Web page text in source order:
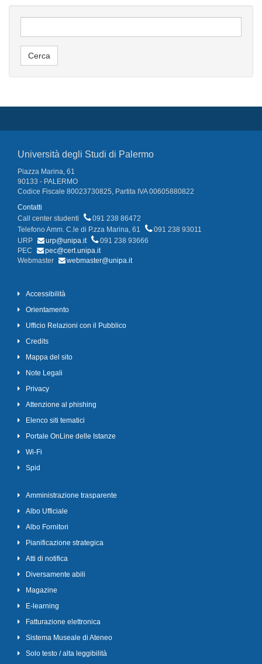
Università degli Studi di Palermo
Piazza Marina, 61
90133 - PALERMO
Codice Fiscale 80023730825, Partita IVA 00605880822
Contatti
Call center studenti
091 238 86472
Telefono Amm. C.le di P.zza Marina, 61
091 238 93011
URP
urp@unipa.it
091 238 93666
PEC
pec@cert.unipa.it
Webmaster
webmaster@unipa.it
Accessibilità
Orientamento
Ufficio Relazioni con il Pubblico
Credits
Mappa del sito
Note Legali
Privacy
Attenzione al phishing
Elenco siti tematici
Portale OnLine delle Istanze
Wi-Fi
Spid
Amministrazione trasparente
Albo Ufficiale
Albo Fornitori
Pianificazione strategica
Atti di notifica
Diversamente abili
Magazine
E-learning
Fatturazione elettronica
Sistema Museale di Ateneo
Solo testo / alta leggibilità